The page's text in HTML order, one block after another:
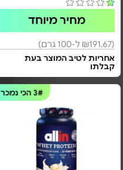
מחיר מיוחד
(₪191.67 ל-100 גרם)
אחריות לטיב המוצר בעת
קבלתו
3# הכי נמכר